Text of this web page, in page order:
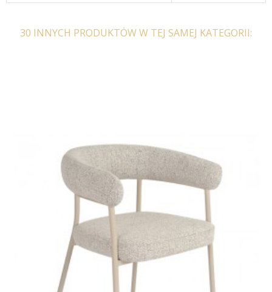
KRZESŁO OBROTOWE
LOLA BEŻOWE WELUR
860,90 zł
KRZESŁO OBROTOWE
LOLA GRANATOWE
WELUR
724,02 zł 893,85 zł
30 INNYCH PRODUKTÓW W TEJ SAMEJ KATEGORII: